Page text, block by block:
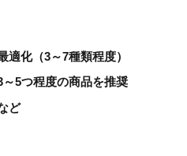
適化（3～7種類程度）
5つ程度の商品を推奨
ど